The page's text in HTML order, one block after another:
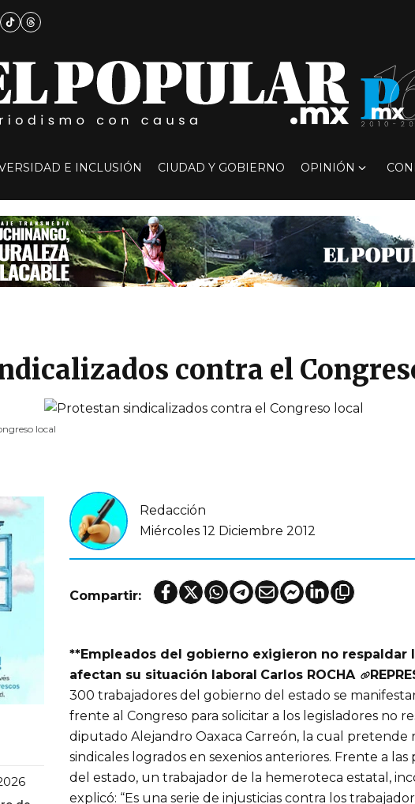
E INCLUSIÓN CIUDAD Y GOBIERNO OPINIÓN
local
contra el
Redacción
Miércoles 12 Diciembre 2012
Compartir:
**Empleados del gobierno exigieron no respaldar
afectan su situación laboral Carlos ROCHA
300 trabajadores del gobierno del estado se
frente al Congreso para solicitar a los legisladores no
diputado Alejandro Oaxaca Carreón, la cual pretende
sindicales logrados en sexenios anteriores. Frente a
del estado, un trabajador de la hemeroteca estatal,
explicó: “Es una serie de injusticias contra los